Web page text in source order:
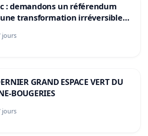
: demandons un référendum
transformation irréversible
»
jours
GRAND ESPACE VERT DU
BOUGERIES
jours